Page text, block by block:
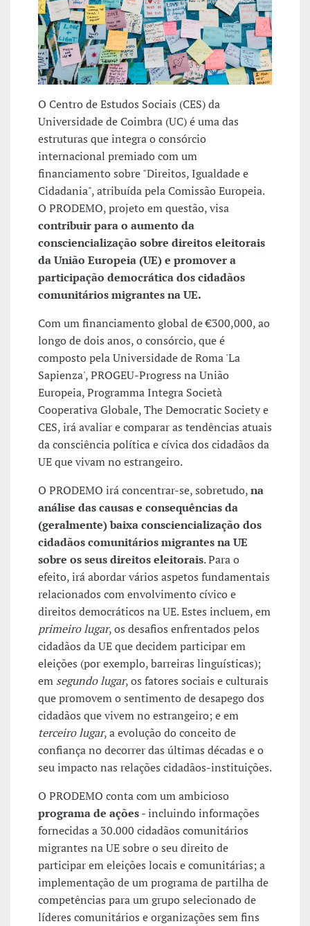
O Centro de Estudos Sociais (CES) da
Universidade de Coimbra (UC) é uma das
estruturas que integra o consórcio
internacional premiado com um
financiamento sobre "Direitos, Igualdade e
Cidadania", atribuída pela Comissão Europeia.
O PRODEMO, projeto em questão, visa
contribuir para o aumento da
consciencialização sobre direitos eleitorais
da União Europeia (UE) e promover a
participação democrática dos cidadãos
comunitários migrantes na UE.
Com um financiamento global de €300,000, ao
longo de dois anos, o consórcio, que é
composto pela Universidade de Roma 'La
Sapienza', PROGEU-Progress na União
Europeia, Programma Integra Società
Cooperativa Globale, The Democratic Society e
CES, irá avaliar e comparar as tendências atuais
da consciência política e cívica dos cidadãos da
UE que vivam no estrangeiro.
O PRODEMO irá concentrar-se, sobretudo,na
análise das causas e consequências da
(geralmente) baixa consciencialização dos
cidadãos comunitários migrantes na UE
sobre os seus direitos eleitorais. Para o
efeito, irá abordar vários aspetos fundamentais
relacionados com envolvimento cívico e
direitos democráticos na UE. Estes incluem, em
primeiro lugar, os desafios enfrentados pelos
cidadãos da UE que decidem participar em
eleições (por exemplo, barreiras linguísticas);
em segundo lugar, os fatores sociais e culturais
que promovem o sentimento de desapego dos
cidadãos que vivem no estrangeiro; e em
terceiro lugar, a evolução do conceito de
confiança no decorrer das últimas décadas e o
seu impacto nas relações cidadãos-instituições.
O PRODEMO conta com um ambicioso
programa de ações- incluindo informações
fornecidas a 30.000 cidadãos comunitários
migrantes na UE sobre o seu direito de
participar em eleições locais e comunitárias; a
implementação de um programa de partilha de
competências para um grupo selecionado de
líderes comunitários e organizações sem fins